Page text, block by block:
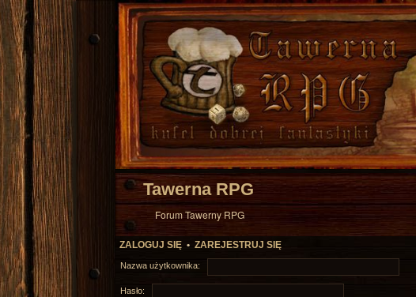
Tawerna RPG
Forum Tawerny RPG
ZALOGUJ SIĘ • ZAREJESTRUJ SIĘ
Nazwa użytkownika:
Hasło: